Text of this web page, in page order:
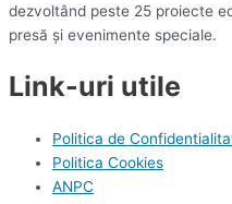
dezvoltând peste 25 proiecte
presă și evenimente speciale.
Link-uri utile
Politica de
Politica Cookies
ANPC